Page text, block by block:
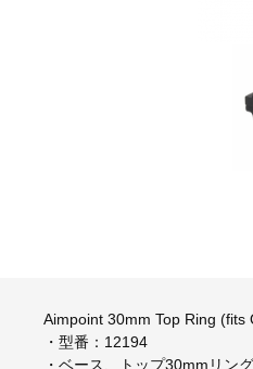
Aimpoint 30mm Top Ring
・型番：12194
・ベース、トップ30mmリング